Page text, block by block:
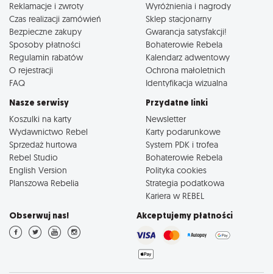
Reklamacje i zwroty
Czas realizacji zamówień
Bezpieczne zakupy
Sposoby płatności
Regulamin rabatów
O rejestracji
FAQ
Wyróżnienia i nagrody
Sklep stacjonarny
Gwarancja satysfakcji!
Bohaterowie Rebela
Kalendarz adwentowy
Ochrona małoletnich
Identyfikacja wizualna
Nasze serwisy
Koszulki na karty
Wydawnictwo Rebel
Sprzedaż hurtowa
Rebel Studio
English Version
Planszowa Rebelia
Przydatne linki
Newsletter
Karty podarunkowe
System PDK i trofea
Bohaterowie Rebela
Polityka cookies
Strategia podatkowa
Kariera w REBEL
Obserwuj nas! Akceptujemy płatności